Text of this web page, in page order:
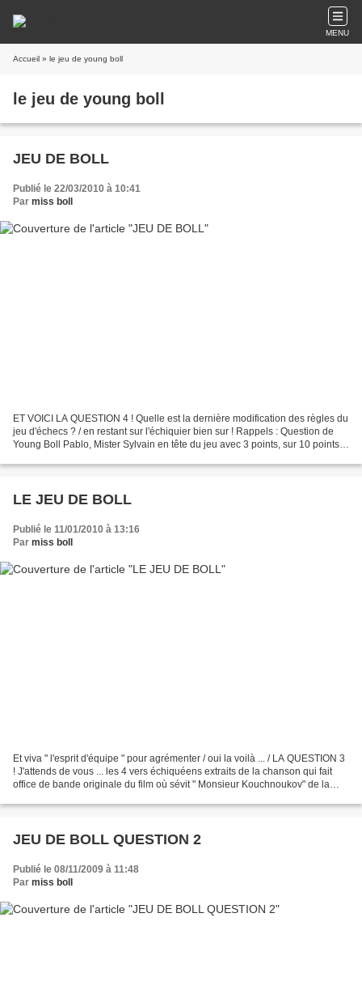
MENU
Accueil » le jeu de young boll
le jeu de young boll
JEU DE BOLL
Publié le 22/03/2010 à 10:41
Par miss boll
ET VOICI LA QUESTION 4 ! Quelle est la dernière modification des règles du
jeu d'échecs ? / en restant sur l'échiquier bien sur ! Rappels : Question de
Young Boll Pablo, Mister Sylvain en tête du jeu avec 3 points, sur 10 points
LE JEU DE BOLL
Publié le 11/01/2010 à 13:16
Par miss boll
Et viva " l'esprit d'équipe " pour agrémenter / oui la voilà ... / LA QUESTION 3
! J'attends de vous ... les 4 vers échiquéens extraits de la chanson qui fait
office de bande originale du film où sévit " Monsieur Kouchnoukov" de la
JEU DE BOLL QUESTION 2
Publié le 08/11/2009 à 11:48
Par miss boll